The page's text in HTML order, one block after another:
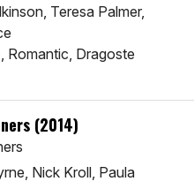
Teresa Palmer,
Romantic, Dragoste
(2014)
Nick Kroll, Paula